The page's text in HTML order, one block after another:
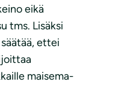
eikä
tms. Lisäksi
ettei
maisema-